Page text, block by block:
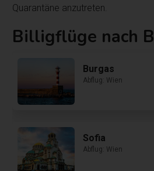
Quarantäne anzutreten.
Billigflüge nach
Burgas
Abflug: Wien
Sofia
Abflug: Wien